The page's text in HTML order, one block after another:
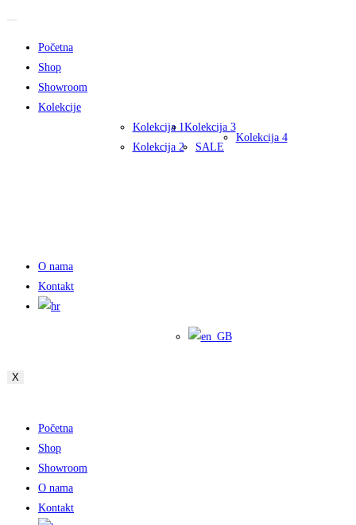
Početna
Shop
Showroom
Kolekcije
Kolekcija 1
Kolekcija 2
Kolekcija 3
SALE
Kolekcija 4
O nama
Kontakt
X
Početna
Shop
Showroom
O nama
Kontakt